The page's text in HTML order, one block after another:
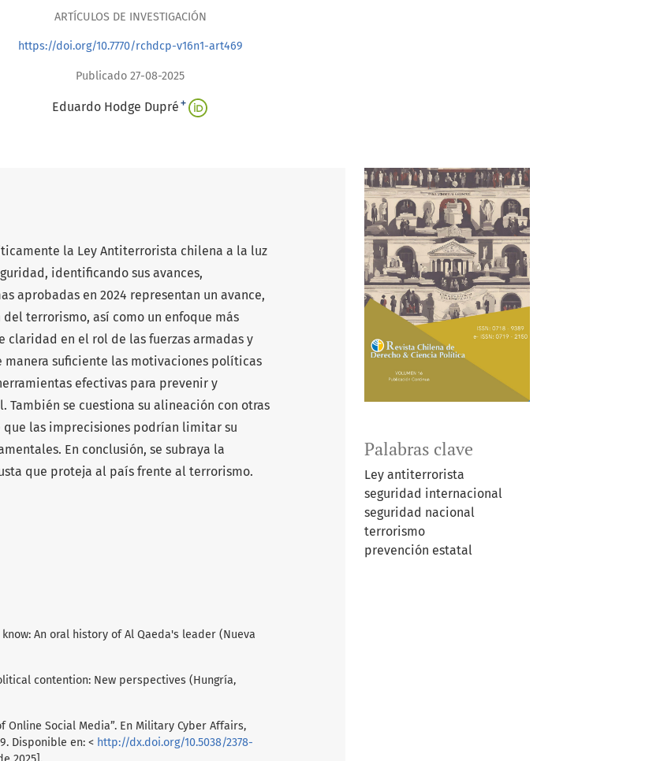
ARTÍCULOS DE INVESTIGACIÓN
https://doi.org/10.7770/rchdcp-v16n1-art469
Publicado 27-08-2025
Eduardo Hodge Dupré +
Palabras clave
Ley antiterrorista
seguridad internacional
seguridad nacional
terrorismo
prevención estatal
la Ley Antiterrorista chilena a la luz
identificando sus avances,
aprobadas en 2024 representan un avance,
terrorismo, así como un enfoque más
en el rol de las fuerzas armadas y
suficiente las motivaciones políticas
efectivas para prevenir y
se cuestiona su alineación con otras
las imprecisiones podrían limitar su
En conclusión, se subraya la
que proteja al país frente al terrorismo.
know: An oral history of Al Qaeda's leader (Nueva
contention: New perspectives (Hungría,
Online Social Media”. En Military Cyber Affairs,
Disponible en: < http://dx.doi.org/10.5038/2378-